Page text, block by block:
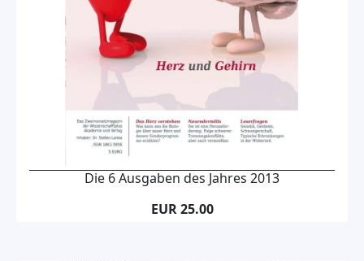
Die 6 Ausgaben des Jahres 2013
EUR 25.00